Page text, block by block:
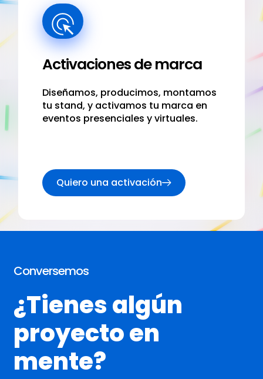
Activaciones de marca
Diseñamos, producimos, montamos
tu stand, y activamos tu marca en
eventos presenciales y virtuales.
Quiero una activación
Conversemos
¿Tienes algún
proyecto en
mente?